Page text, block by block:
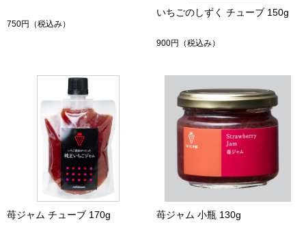
750円 （税込み）
いちごのしずく チューブ 150g
900円 （税込み）
苺ジャム チューブ 170g 苺ジャム 小瓶 130g